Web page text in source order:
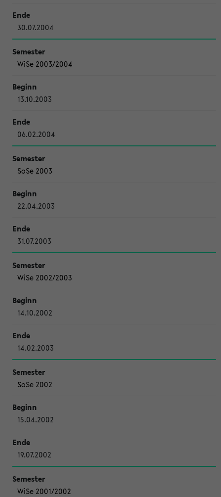
30.07.2004
WiSe 2003/2004
13.10.2003
06.02.2004
SoSe 2003
22.04.2003
31.07.2003
WiSe 2002/2003
14.10.2002
14.02.2003
SoSe 2002
15.04.2002
19.07.2002
WiSe 2001/2002